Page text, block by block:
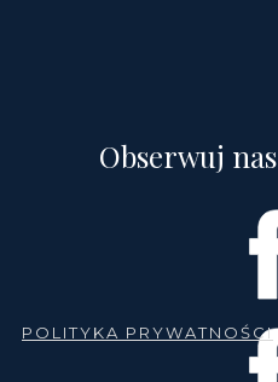
Obserwuj nas
POLITYKA PRYWATNOŚCI